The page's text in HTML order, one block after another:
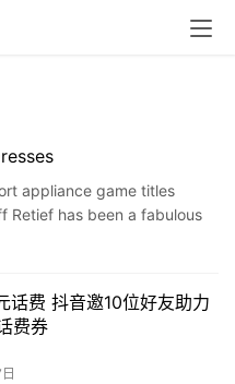
appliance game titles
Retief has been a fabulous
Photography
话费 抖音邀10位好友助力
费券